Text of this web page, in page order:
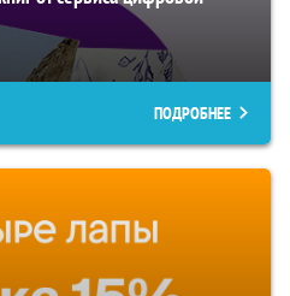
ПОДРОБНЕЕ